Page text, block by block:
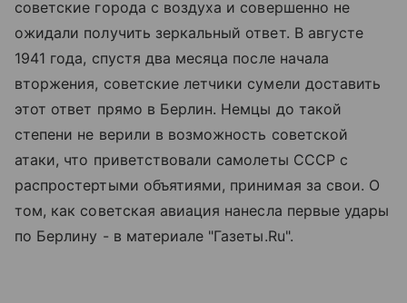
советские города с воздуха и совершенно не
ожидали получить зеркальный ответ. В августе
1941 года, спустя два месяца после начала
вторжения, советские летчики сумели доставить
этот ответ прямо в Берлин. Немцы до такой
степени не верили в возможность советской
атаки, что приветствовали самолеты СССР с
распростертыми объятиями, принимая за свои. О
том, как советская авиация нанесла первые удары
по Берлину - в материале "Газеты.Ru".